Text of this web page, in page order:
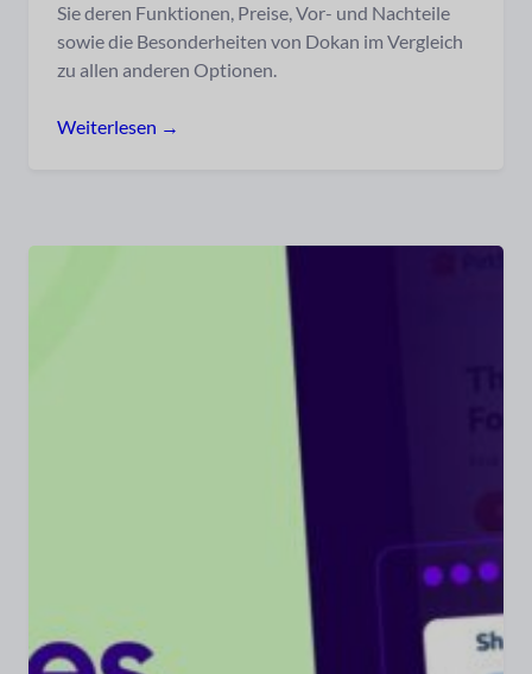
Sie deren Funktionen, Preise, Vor- und Nachteile
sowie die Besonderheiten von Dokan im Vergleich
zu allen anderen Optionen.
Weiterlesen →